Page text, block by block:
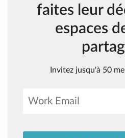
faites leur
espaces
Invitez jusqu'à 50